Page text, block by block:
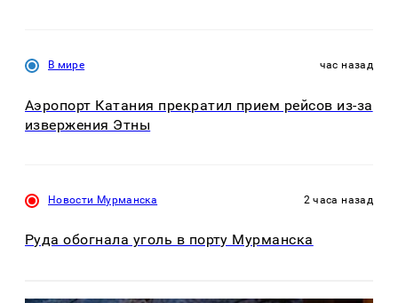
В мире час назад
Аэропорт Катания прекратил прием рейсов из-за
извержения Этны
Новости Мурманска 2 часа назад
Руда обогнала уголь в порту Мурманска